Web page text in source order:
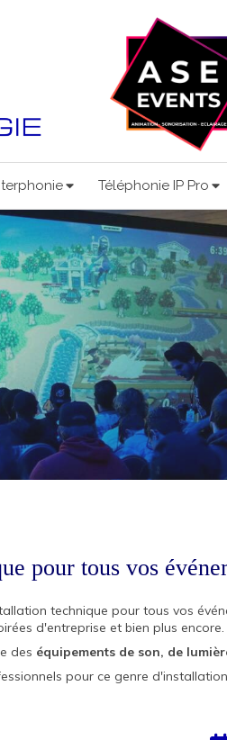
Téléphonie IP Pro
pour tous vos
technique pour tous vos
d'entreprise et bien plus encore.
des équipements de son, de
pour ce genre